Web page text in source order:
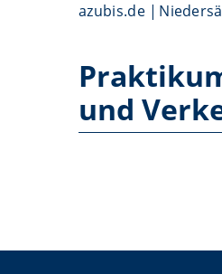
azubis.de
und